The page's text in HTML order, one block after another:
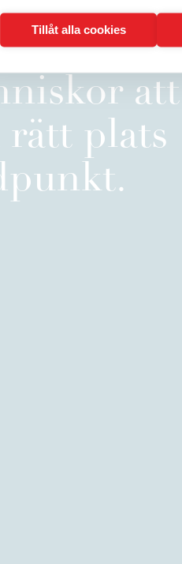
att
rätt plats
Tillåt alla cookies